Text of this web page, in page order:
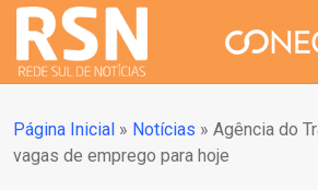
Página Inicial » Notícias » Agência do
vagas de emprego para hoje